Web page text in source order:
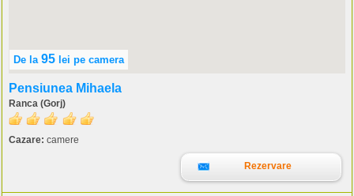
De la 95 lei pe camera
Pensiunea Mihaela
Ranca (Gorj)
Cazare: camere
Rezervare